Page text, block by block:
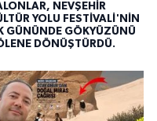
NEVŞEHİR
YOLU FESTİVALİ'NİN
GÜNÜNDE GÖKYÜZÜNÜ
DÖNÜŞTÜRDÜ.